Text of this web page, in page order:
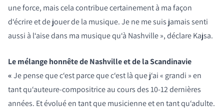
une force, mais cela contribue certainement à ma façon
d‘écrire et de jouer de la musique. Je ne me suis jamais senti
aussi à l‘aise dans ma musique qu‘à Nashville », déclare Kajsa.
Le mélange honnête de Nashville et de la Scandinavie
«Je pense que c‘est parce que c‘est là que j‘ai « grandi » en
tant qu‘auteure-compositrice au cours des 10-12 dernières
années. Et évolué en tant que musicienne et en tant qu‘adulte.